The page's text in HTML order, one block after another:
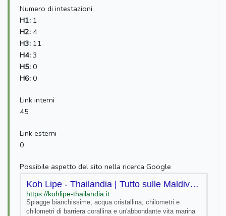
Numero di intestazioni
H1: 1
H2: 4
H3: 11
H4: 3
H5: 0
H6: 0
Link interni
45
Link esterni
0
Possibile aspetto del sito nella ricerca Google
Koh Lipe - Thailandia | Tutto sulle Maldive della Thailandia
https://kohlipe-thailandia.it
Spiagge bianchissime, acqua cristallina, chilometri e
chilometri di barriera corallina e un'abbondante vita marina